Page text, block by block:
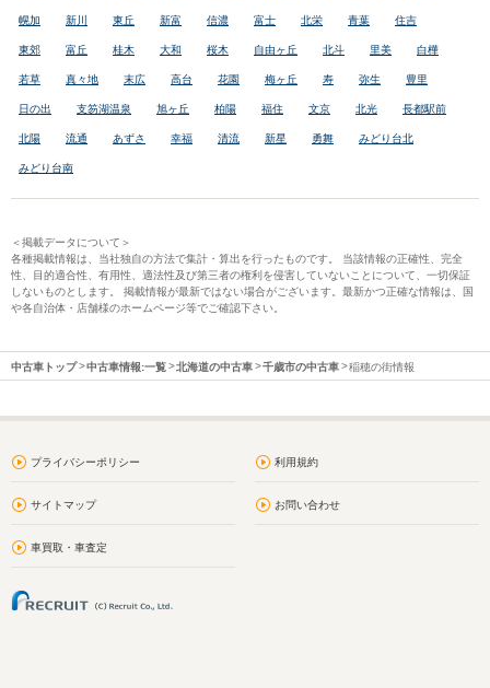
幌加 新川 東丘 新富 信濃 富士 北栄 青葉 住吉
東郊 富丘 桂木 大和 桜木 自由ヶ丘 北斗 里美 白樺
若草 真々地 末広 高台 花園 梅ヶ丘 寿 弥生 豊里
日の出 支笏湖温泉 旭ヶ丘 柏陽 福住 文京 北光 長都駅前
北陽 流通 あずさ 幸福 清流 新星 勇舞 みどり台北
みどり台南
＜掲載データについて＞
各種掲載情報は、当社独自の方法で集計・算出を行ったものです。 当該情報の正確性、完全
性、目的適合性、有用性、適法性及び第三者の権利を侵害していないことについて、一切保証
しないものとします。 掲載情報が最新ではない場合がございます。最新かつ正確な情報は、国
や各自治体・店舗様のホームページ等でご確認下さい。
中古車トップ 中古車情報:一覧 北海道の中古車 千歳市の中古車 稲穂の街情報
プライバシーポリシー 利用規約
サイトマップ お問い合わせ
車買取・車査定